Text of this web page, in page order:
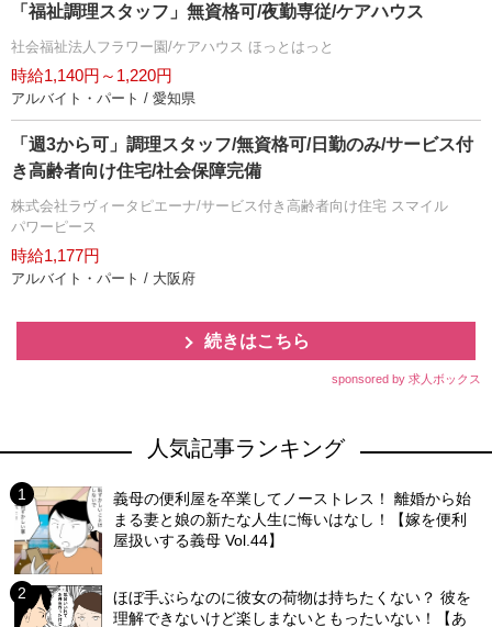
「福祉調理スタッフ」無資格可/夜勤専従/ケアハウス
社会福祉法人フラワー園/ケアハウス ほっとはっと
時給1,140円～1,220円
アルバイト・パート / 愛知県
「週3から可」調理スタッフ/無資格可/日勤のみ/サービス付
き高齢者向け住宅/社会保障完備
株式会社ラヴィータピエーナ/サービス付き高齢者向け住宅 スマイル
パワーピース
時給1,177円
アルバイト・パート / 大阪府
続きはこちら
sponsored by 求人ボックス
人気記事ランキング
義母の便利屋を卒業してノーストレス！ 離婚から始
まる妻と娘の新たな人生に悔いはなし！【嫁を便利
屋扱いする義母 Vol.44】
ほぼ手ぶらなのに彼女の荷物は持ちたくない？ 彼を
理解できないけど楽しまないともったいない！【あ